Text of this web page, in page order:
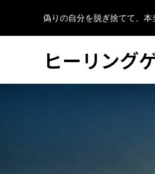
偽りの自分を脱ぎ捨てて、
ヒーリング